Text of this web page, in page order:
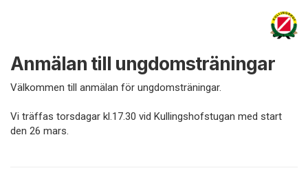
Anmälan till ungdomsträningar
Välkommen till anmälan för ungdomsträningar.
Vi träffas torsdagar kl.17.30 vid Kullingshofstugan med start
den 26 mars.